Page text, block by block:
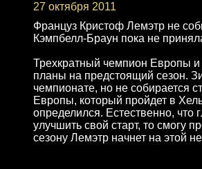
27 октября 2011
Француз Кристоф Лемэтр не
Кэмпбелл-Браун пока не
Трехкратный чемпион Европы
планы на предстоящий сезон.
чемпионате, но не собирается
Европы, который пройдет в
определился. Естественно,
улучшить свой старт, то смогу
сезону Лемэтр начнет на этой